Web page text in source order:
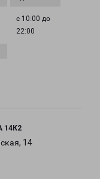
с 10:00 до
22:00
14К2
14